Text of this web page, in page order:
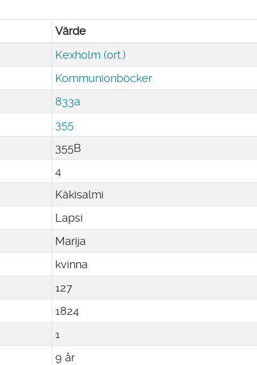
Värde
Kexholm (ort.)
Kommunionböcker
833a
355
355B
4
Käkisalmi
Lapsi
Marija
kvinna
127
1824
1
9 år